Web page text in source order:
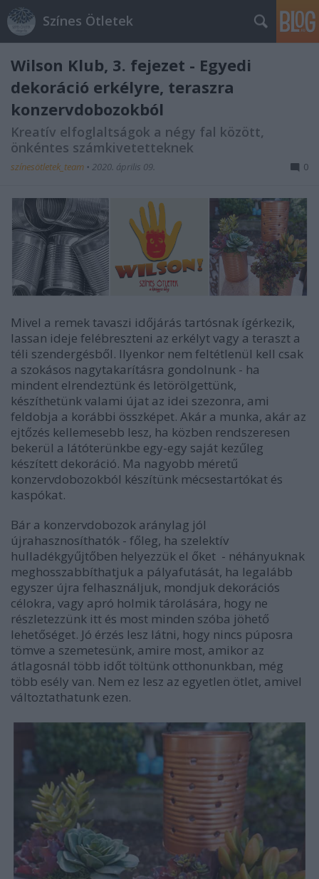
Színes Ötletek
Wilson Klub, 3. fejezet - Egyedi
dekoráció erkélyre, teraszra
konzervdobozokból
Kreatív elfoglaltságok a négy fal között,
önkéntes számkivetetteknek
színesötletek_team • 2020. április 09. 0
Mivel a remek tavaszi időjárás tartósnak ígérkezik,
lassan ideje felébreszteni az erkélyt vagy a teraszt a
téli szendergésből. Ilyenkor nem feltétlenül kell csak
a szokásos nagytakarításra gondolnunk - ha
mindent elrendeztünk és letörölgettünk,
készíthetünk valami újat az idei szezonra, ami
feldobja a korábbi összképet. Akár a munka, akár az
ejtőzés kellemesebb lesz, ha közben rendszeresen
bekerül a látóterünkbe egy-egy saját kezűleg
készített dekoráció. Ma nagyobb méretű
konzervdobozokból készítünk mécsestartókat és
kaspókat.
Bár a konzervdobozok aránylag jól
újrahasznosíthatók - főleg, ha szelektív
hulladékgyűjtőben helyezzük el őket - néhányuknak
meghosszabbíthatjuk a pályafutását, ha legalább
egyszer újra felhasználjuk, mondjuk dekorációs
célokra, vagy apró holmik tárolására, hogy ne
részletezzünk itt és most minden szóba jöhető
lehetőséget. Jó érzés lesz látni, hogy nincs púposra
tömve a szemetesünk, amire most, amikor az
átlagosnál több időt töltünk otthonunkban, még
több esély van. Nem ez lesz az egyetlen ötlet, amivel
változtathatunk ezen.